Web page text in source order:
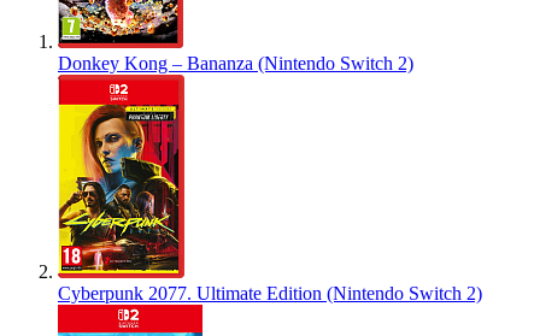
Donkey Kong – Bananza (Nintendo Switch 2)
Cyberpunk 2077. Ultimate Edition (Nintendo Switch 2)